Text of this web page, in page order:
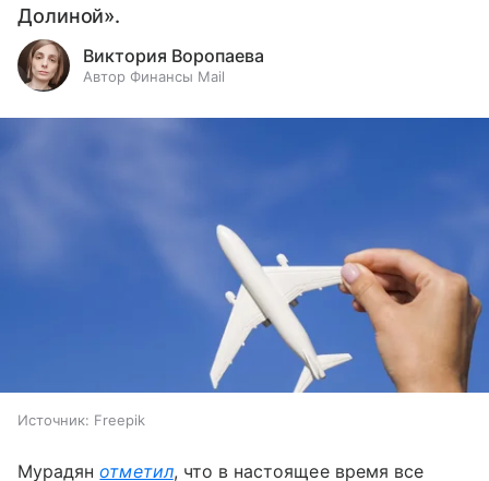
Долиной».
Виктория Воропаева
Автор Финансы Mail
Источник: Freepik
Мурадянотметил, что в настоящее время все